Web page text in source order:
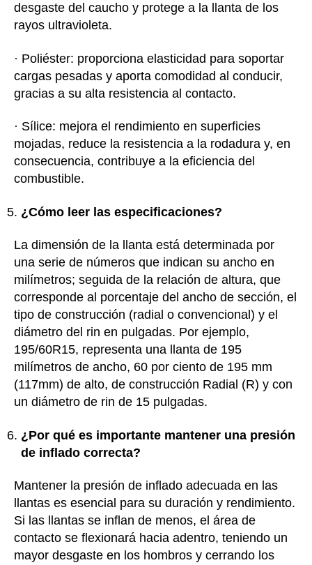
desgaste del caucho y protege a la llanta de los
rayos ultravioleta.
· Poliéster: proporciona elasticidad para soportar
cargas pesadas y aporta comodidad al conducir,
gracias a su alta resistencia al contacto.
· Sílice: mejora el rendimiento en superficies
mojadas, reduce la resistencia a la rodadura y, en
consecuencia, contribuye a la eficiencia del
combustible.
¿Cómo leer las especificaciones?
La dimensión de la llanta está determinada por
una serie de números que indican su ancho en
milímetros; seguida de la relación de altura, que
corresponde al porcentaje del ancho de sección, el
tipo de construcción (radial o convencional) y el
diámetro del rin en pulgadas. Por ejemplo,
195/60R15, representa una llanta de 195
milímetros de ancho, 60 por ciento de 195 mm
(117mm) de alto, de construcción Radial (R) y con
un diámetro de rin de 15 pulgadas.
¿Por qué es importante mantener una presión
de inflado correcta?
Mantener la presión de inflado adecuada en las
llantas es esencial para su duración y rendimiento.
Si las llantas se inflan de menos, el área de
contacto se flexionará hacia adentro, teniendo un
mayor desgaste en los hombros y cerrando los